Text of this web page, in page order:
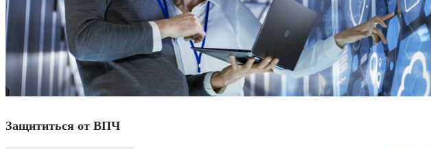
Защититься от ВПЧ